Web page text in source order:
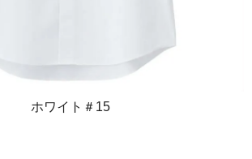
ホワイト＃15